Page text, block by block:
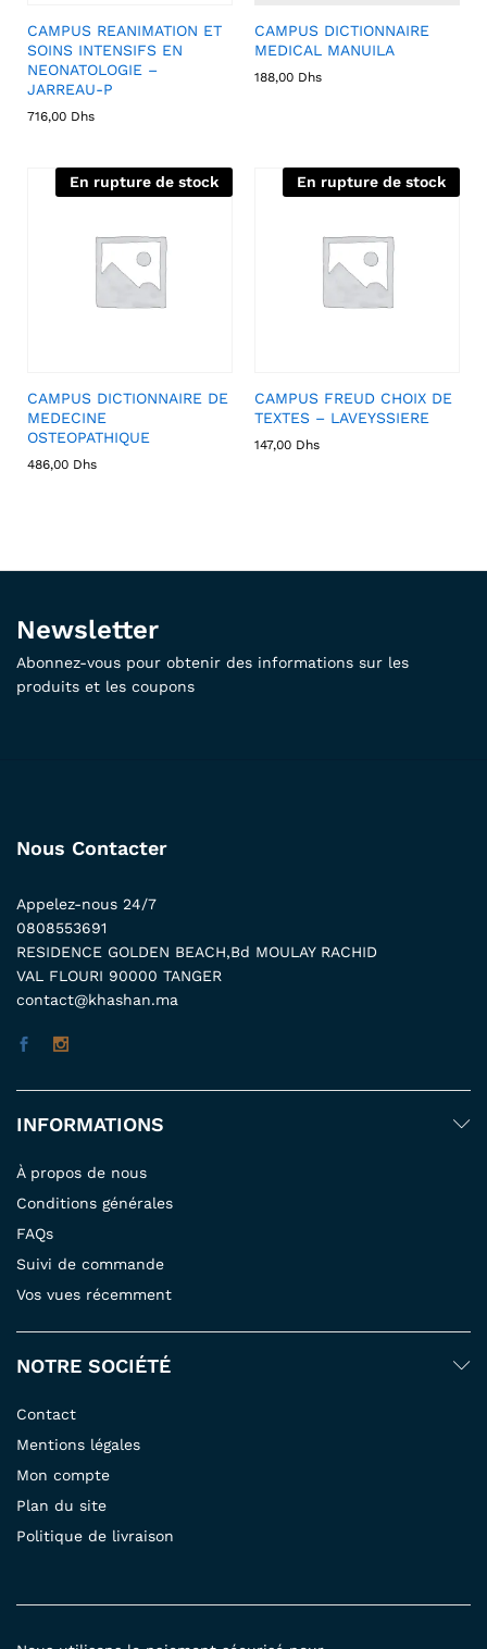
CAMPUS REANIMATION ET
SOINS INTENSIFS EN
NEONATOLOGIE –
JARREAU-P
716,00 Dhs
CAMPUS DICTIONNAIRE
MEDICAL MANUILA
188,00 Dhs
En rupture de stock
CAMPUS DICTIONNAIRE DE
MEDECINE
OSTEOPATHIQUE
486,00 Dhs
En rupture de stock
CAMPUS FREUD CHOIX DE
TEXTES – LAVEYSSIERE
147,00 Dhs
Newsletter
Abonnez-vous pour obtenir des informations sur les
produits et les coupons
Nous Contacter
Appelez-nous 24/7
0808553691
RESIDENCE GOLDEN BEACH,Bd MOULAY RACHID
VAL FLOURI 90000 TANGER
contact@khashan.ma
INFORMATIONS
À propos de nous
Conditions générales
FAQs
Suivi de commande
Vos vues récemment
NOTRE SOCIÉTÉ
Contact
Mentions légales
Mon compte
Plan du site
Politique de livraison